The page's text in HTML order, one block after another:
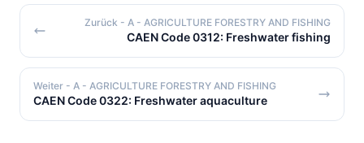
Zurück - A - AGRICULTURE FORESTRY AND FISHING
CAEN Code 0312: Freshwater fishing
Weiter - A - AGRICULTURE FORESTRY AND FISHING
CAEN Code 0322: Freshwater aquaculture